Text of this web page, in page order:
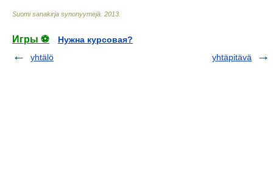
Suomi sanakirja synonyymejä 2013
Игры ⚽
Нужна курсовая?
yhtälö
yhtäpitävä